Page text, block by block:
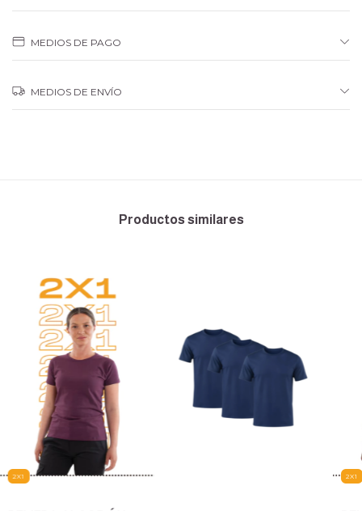
MEDIOS DE PAGO
MEDIOS DE ENVÍO
Productos similares
2X1 2X1